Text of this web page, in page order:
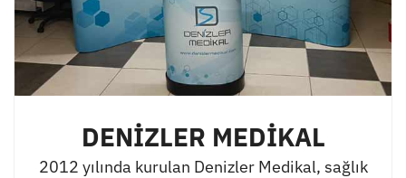
DENİZLER MEDİKAL
2012 yılında kurulan Denizler Medikal, sağlık